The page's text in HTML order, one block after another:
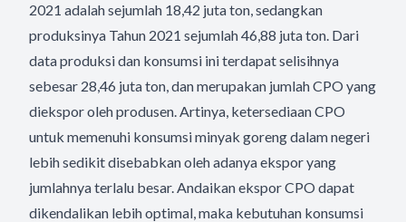
2021 adalah sejumlah 18,42 juta ton, sedangkan
produksinya Tahun 2021 sejumlah 46,88 juta ton. Dari
data produksi dan konsumsi ini terdapat selisihnya
sebesar 28,46 juta ton, dan merupakan jumlah CPO yang
diekspor oleh produsen. Artinya, ketersediaan CPO
untuk memenuhi konsumsi minyak goreng dalam negeri
lebih sedikit disebabkan oleh adanya ekspor yang
jumlahnya terlalu besar. Andaikan ekspor CPO dapat
dikendalikan lebih optimal, maka kebutuhan konsumsi